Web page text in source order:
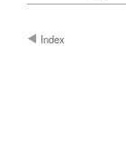
Index